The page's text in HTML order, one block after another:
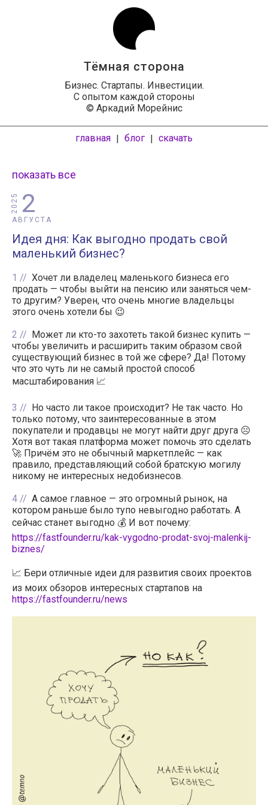
Тёмная сторона
Бизнес. Стартапы. Инвестиции.
С опытом каждой стороны
© Аркадий Морейнис
главная | блог | скачать
показать все
2
АВГУСТА
2025
Идея дня: Как выгодно продать свой
маленький бизнес?
1
Хочет ли владелец маленького бизнеса его
продать — чтобы выйти на пенсию или заняться чем-
то другим? Уверен, что очень многие владельцы
этого очень хотели бы 😉
2
Может ли кто-то захотеть такой бизнес купить —
чтобы увеличить и расширить таким образом свой
существующий бизнес в той же сфере? Да! Потому
что это чуть ли не самый простой способ
масштабирования 📈
3
Но часто ли такое происходит? Не так часто. Но
только потому, что заинтересованные в этом
покупатели и продавцы не могут найти друг друга ☹️
Хотя вот такая платформа может помочь это сделать
🚀 Причём это не обычный маркетплейс — как
правило, представляющий собой братскую могилу
никому не интересных недобизнесов.
4
А самое главное — это огромный рынок, на
котором раньше было тупо невыгодно работать. А
сейчас станет выгодно 💰 И вот почему:
https://fastfounder.ru/kak-vygodno-prodat-svoj-malenkij-
biznes/
📈 Бери отличные идеи для развития своих проектов
из моих обзоров интересных стартапов на
https://fastfounder.ru/news